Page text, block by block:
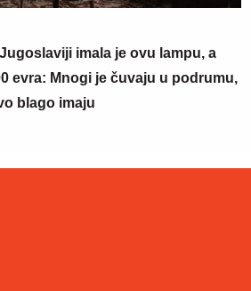
imala je ovu lampu, a
evra: Mnogi je čuvaju u podrumu,
blago imaju